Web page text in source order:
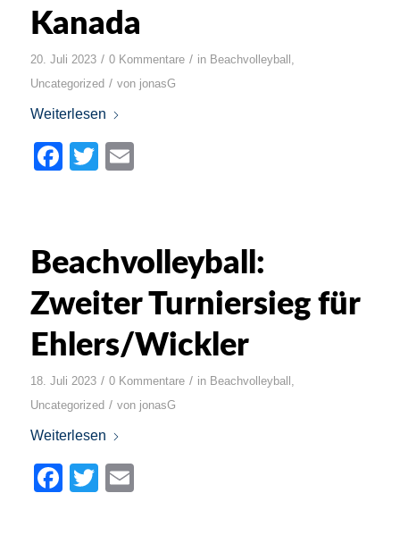
Kanada
20. Juli 2023 / 0 Kommentare / in Beachvolleyball ,
Uncategorized / von jonasG
Weiterlesen
Facebook
Twitter
Beachvolleyball:
Zweiter Turniersieg für
Ehlers/Wickler
18. Juli 2023 / 0 Kommentare / in Beachvolleyball ,
Uncategorized / von jonasG
Weiterlesen
Facebook
Twitter